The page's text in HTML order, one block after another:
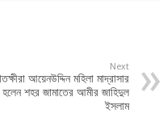
Next
আয়েনউদ্দিন মহিলা মাদ্রাসার
শহর জামাতের আমীর জাহিদুল
ইসলাম